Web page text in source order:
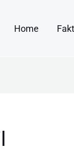
Home